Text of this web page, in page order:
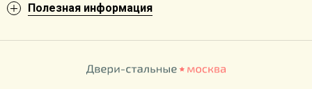
Полезная информация